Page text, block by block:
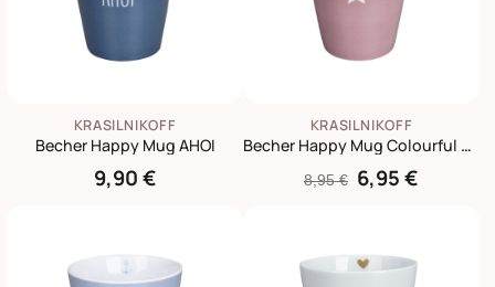
KRASILNIKOFF
Becher Happy Mug AHOI
9,90 €
KRASILNIKOFF
Becher Happy Mug Colourful Star
8,95 € 6,95 €